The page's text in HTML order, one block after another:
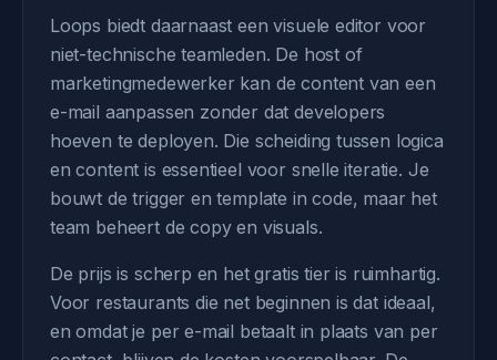
Loops biedt daarnaast een visuele editor voor
niet-technische teamleden. De host of
marketingmedewerker kan de content van een
e-mail aanpassen zonder dat developers
hoeven te deployen. Die scheiding tussen logica
en content is essentieel voor snelle iteratie. Je
bouwt de trigger en template in code, maar het
team beheert de copy en visuals.
De prijs is scherp en het gratis tier is ruimhartig.
Voor restaurants die net beginnen is dat ideaal,
en omdat je per e-mail betaalt in plaats van per